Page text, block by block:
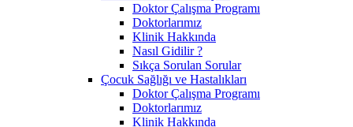
Doktor Çalışma Programı
Doktorlarımız
Klinik Hakkında
Nasıl Gidilir ?
Sıkça Sorulan Sorular
Çocuk Sağlığı ve Hastalıkları
Doktor Çalışma Programı
Doktorlarımız
Klinik Hakkında